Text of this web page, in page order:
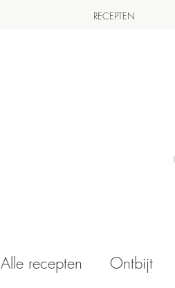
RECEPTEN
Alle recepten Ontbijt